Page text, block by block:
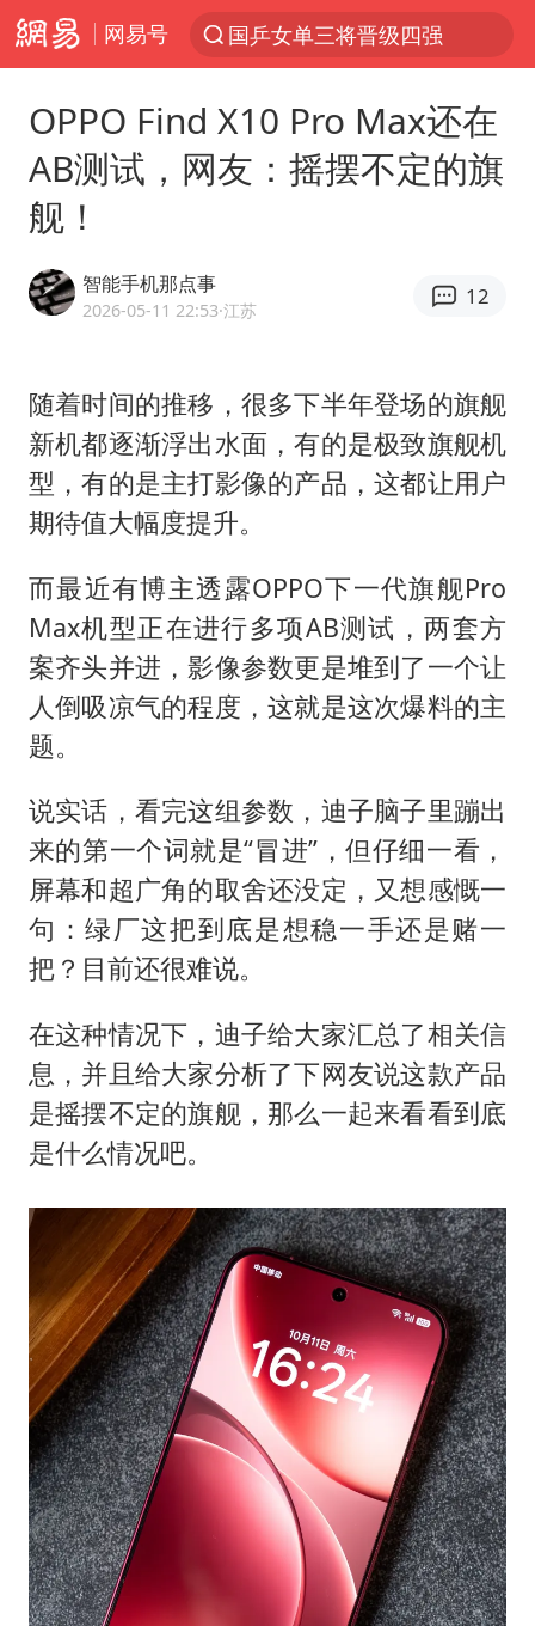
网易号
国乒女单三将晋级四强
三警齐发！多地10级以上雷暴大风
马克·艾伦退出斯诺克中国公开赛
情侣平潭拍日出坠崖1死1伤
白海豚将正面袭击贯穿浙江
购飞机票7分钟后退票被扣2022元
杭州全市有序停课
夏日经济乘“热”而上 消费市场向“新”而行
36岁男演员成景区NPC后人气爆棚
身体出现这几个信号可能是肝在求救
宇树王兴兴被问了360多个问题
台当局重金为“台独”织“皇帝新衣”
乐享全民健身 共筑健康中国
OPPO Find X10 Pro Max还在
AB测试，网友：摇摆不定的旗
舰！
智能手机那点事
2026-05-11 22:53·江苏
12
随着时间的推移，很多下半年登场的旗舰
新机都逐渐浮出水面，有的是极致旗舰机
型，有的是主打影像的产品，这都让用户
期待值大幅度提升。
而最近有博主透露OPPO下一代旗舰Pro
Max机型正在进行多项AB测试，两套方
案齐头并进，影像参数更是堆到了一个让
人倒吸凉气的程度，这就是这次爆料的主
题。
说实话，看完这组参数，迪子脑子里蹦出
来的第一个词就是“冒进”，但仔细一看，
屏幕和超广角的取舍还没定，又想感慨一
句：绿厂这把到底是想稳一手还是赌一
把？目前还很难说。
在这种情况下，迪子给大家汇总了相关信
息，并且给大家分析了下网友说这款产品
是摇摆不定的旗舰，那么一起来看看到底
是什么情况吧。